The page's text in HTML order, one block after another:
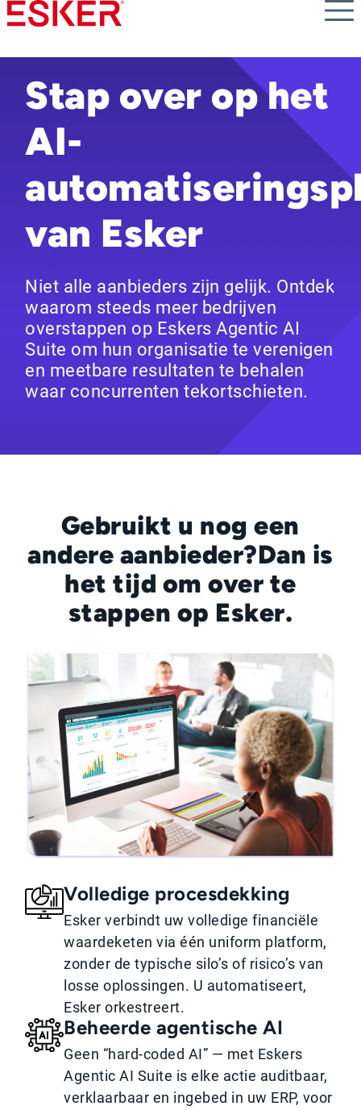
Skip
to
content
Stap over op het
AI-
van Esker
Niet alle aanbieders zijn gelijk. Ontdek
waarom steeds meer bedrijven
overstappen op Eskers Agentic AI
Suite om hun organisatie te verenigen
en meetbare resultaten te behalen
waar concurrenten tekortschieten.
Gebruikt u nog een
andere aanbieder?Dan is
het tijd om over te
stappen op Esker.
Volledige procesdekking
Esker verbindt uw volledige financiële
waardeketen via één uniform platform,
zonder de typische silo’s of risico’s van
losse oplossingen. U automatiseert,
Esker orkestreert.
Beheerde agentische AI
Geen “hard-coded AI” — met Eskers
Agentic AI Suite is elke actie auditbaar,
verklaarbaar en ingebed in uw ERP, voor